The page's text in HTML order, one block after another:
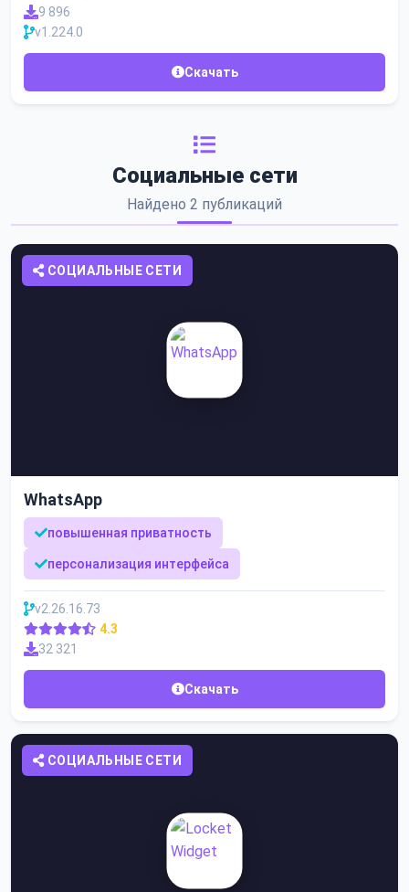
9 896
v1.224.0
Скачать
Социальные сети
Найдено 2 публикаций
СОЦИАЛЬНЫЕ СЕТИ
WhatsApp
повышенная приватность
персонализация интерфейса
v2.26.16.73
4.3
32 321
Скачать
СОЦИАЛЬНЫЕ СЕТИ